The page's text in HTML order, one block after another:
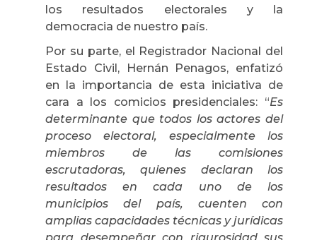
los resultados electorales y la
democracia de nuestro país.
Por su parte, el Registrador Nacional del
Estado Civil, Hernán Penagos, enfatizó
en la importancia de esta iniciativa de
cara a los comicios presidenciales: “Es
determinante que todos los actores del
proceso electoral, especialmente los
miembros de las comisiones
escrutadoras, quienes declaran los
resultados en cada uno de los
municipios del país, cuenten con
amplias capacidades técnicas y jurídicas